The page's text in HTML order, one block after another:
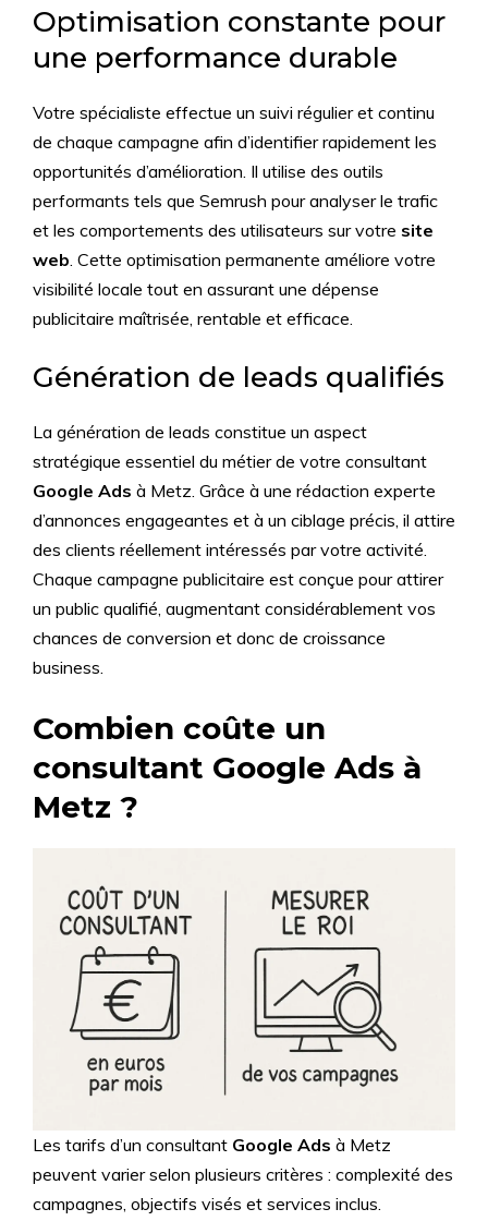
Optimisation constante pour
une performance durable
Votre spécialiste effectue un suivi régulier et continu
de chaque campagne afin d’identifier rapidement les
opportunités d’amélioration. Il utilise des outils
performants tels que Semrush pour analyser le trafic
et les comportements des utilisateurs sur votre site
web. Cette optimisation permanente améliore votre
visibilité locale tout en assurant une dépense
publicitaire maîtrisée, rentable et efficace.
Génération de leads qualifiés
La génération de leads constitue un aspect
stratégique essentiel du métier de votre consultant
Google Ads à Metz. Grâce à une rédaction experte
d’annonces engageantes et à un ciblage précis, il attire
des clients réellement intéressés par votre activité.
Chaque campagne publicitaire est conçue pour attirer
un public qualifié, augmentant considérablement vos
chances de conversion et donc de croissance
business.
Combien coûte un
consultant Google Ads à
Metz ?
Les tarifs d’un consultant Google Ads à Metz
peuvent varier selon plusieurs critères : complexité des
campagnes, objectifs visés et services inclus.